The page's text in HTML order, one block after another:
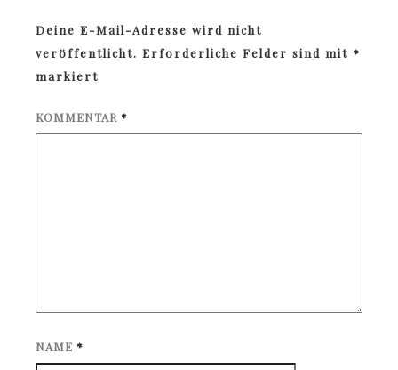
Deine E-Mail-Adresse wird nicht
veröffentlicht. Erforderliche Felder sind mit *
markiert
KOMMENTAR *
NAME *